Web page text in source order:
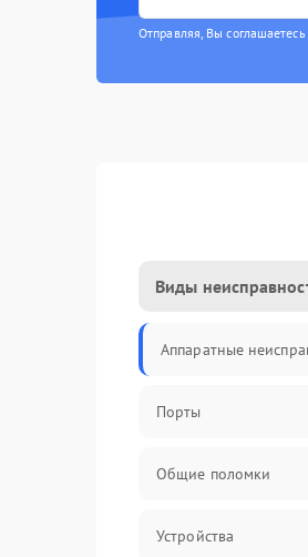
Отправляя, Вы соглашаетесь
Виды
Аппаратные
Порты
Общие поломки
Устройства